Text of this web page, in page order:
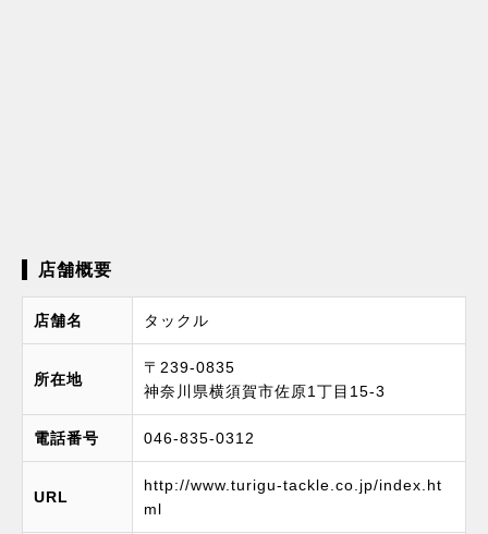
店舗概要
店舗名 タックル
所在地
〒239-0835
神奈川県横須賀市佐原1丁目15-3
電話番号 046-835-0312
URL
http://www.turigu-tackle.co.jp/index.ht
ml